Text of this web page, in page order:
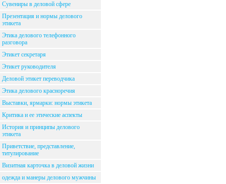
Сувениры в деловой сфере
Презентация и нормы делового
этикета
Этика делового телефонного
разговора
Этикет секретаря
Этикет руководителя
Деловой этикет переводчика
Этика делового красноречия
Выставки, ярмарки: нормы этикета
Критика и ее этические аспекты
История и принципы делового
этикета
Приветствие, представление,
титулирование
Визитная карточка в деловой жизни
одежда и манеры делового мужчины